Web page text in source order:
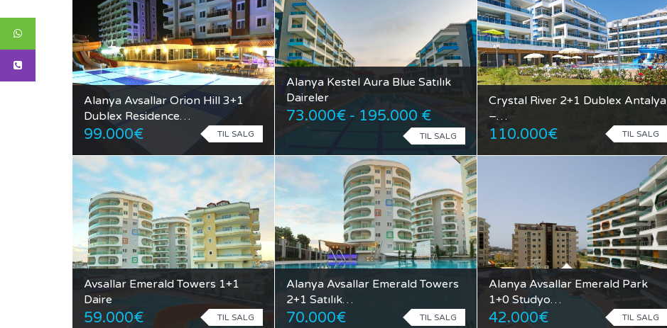
Alanya Avsallar Orion Hill 3+1
Dublex Residence…
99.000€ TIL SALG
Alanya Kestel Aura Blue Satılık
Daireler
73.000€ - 195.000 €
TIL SALG
Crystal River 2+1 Dublex Antalya
–…
110.000€ TIL SALG
Avsallar Emerald Towers 1+1
Daire
59.000€ TIL SALG
Alanya Avsallar Emerald Towers
2+1 Satılık…
70.000€ TIL SALG
Alanya Avsallar Emerald Park
1+0 Studyo…
42.000€ TIL SALG